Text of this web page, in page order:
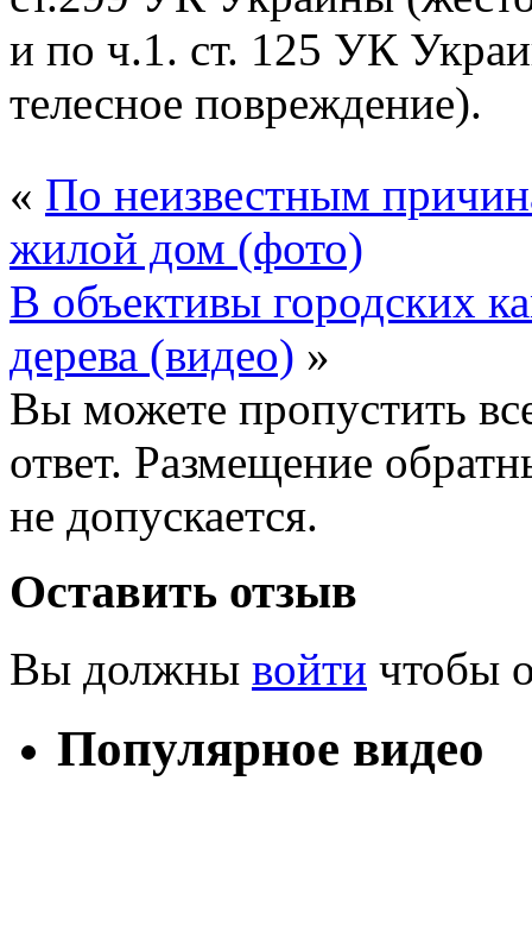
и по ч.1. ст. 125 УК
телесное повреждение).
« По неизвестным
жилой дом (фото)
В объективы городских
дерева (видео) »
Вы можете пропустить
ответ. Размещение
не допускается.
Оставить отзыв
Вы должны войти чтобы
Популярное видео